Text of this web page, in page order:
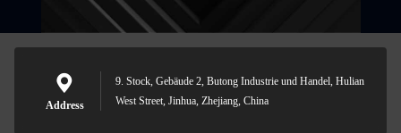
Address
9. Stock, Gebäude 2, Butong Industrie und Handel, Hulian
West Street, Jinhua, Zhejiang, China